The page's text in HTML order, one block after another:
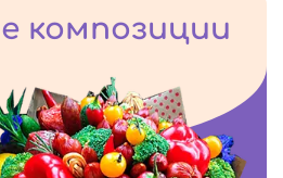
композиции